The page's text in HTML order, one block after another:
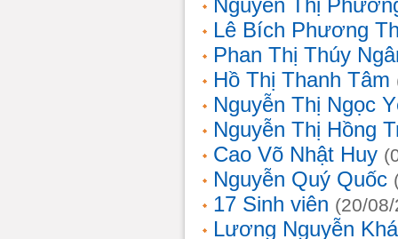
Nguyễn Thị
Lê Bích Phương
Phan Thị Thúy
Hồ Thị Thanh Tâm
Nguyễn Thị Ngọc
Nguyễn Thị Hồng
Cao Võ Nhật Huy
Nguyễn Quý Quốc
17 Sinh viên (20/
Lương Nguyễn